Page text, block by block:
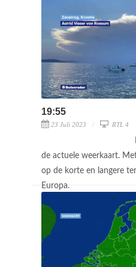
19:55
23 Juli 2023 RTL 4
de actuele weerkaart.
op de korte en langere
Europa.